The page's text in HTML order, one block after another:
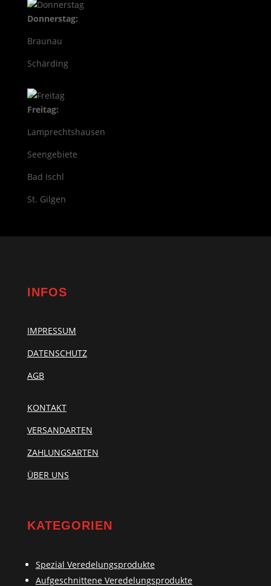
Donnerstag:
Braunau
Schärding
Freitag:
Lamprechtshausen
Seengebiete
Bad Ischl
St. Gilgen
INFOS
IMPRESSUM
DATENSCHUTZ
AGB
KONTAKT
VERSANDARTEN
ZAHLUNGSARTEN
ÜBER UNS
KATEGORIEN
Spezial Veredelungsprodukte
Aufgeschnittene Veredelungsprodukte